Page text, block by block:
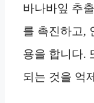
바나바잎 추
를 촉진하고,
용을 합니다.
되는 것을 억